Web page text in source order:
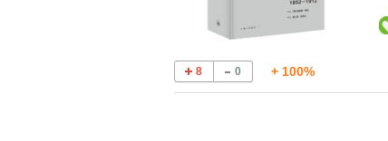
8 0 + 100%